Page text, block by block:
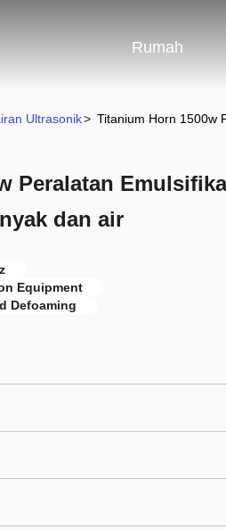
Rumah
Ultrasonik> Titanium Horn 1500w
Peralatan
dan air
Equipment
Defoaming